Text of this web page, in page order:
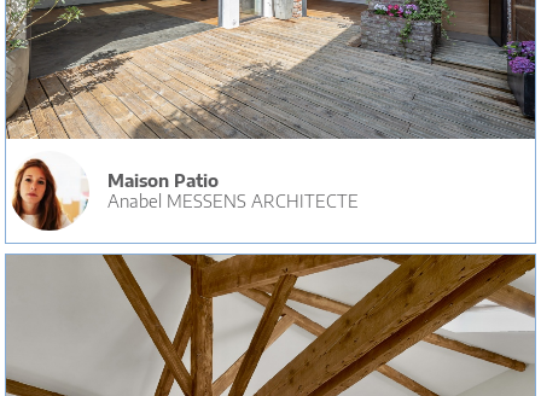
Maison Patio
Anabel MESSENS ARCHITECTE